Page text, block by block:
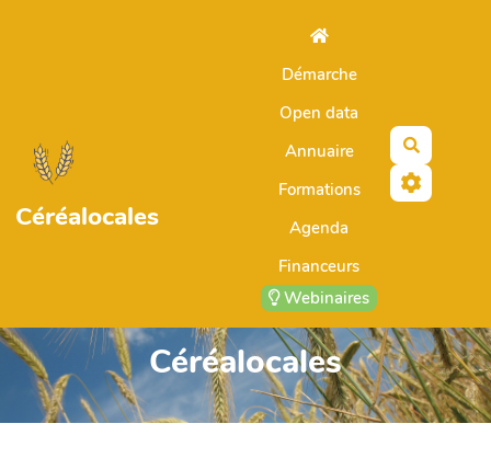
Céréalocales
Démarche
Open data
Annuaire
Formations
Agenda
Financeurs
Webinaires
Céréalocales